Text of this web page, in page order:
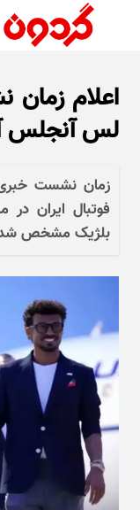
اعلام
لس آنجلس
زمان نشست
بلژیک مشخص